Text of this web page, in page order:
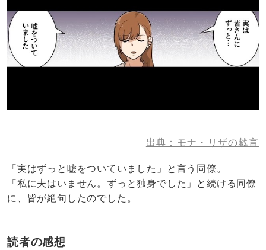
出典：モナ・リザの戯言
「実はずっと嘘をついていました」と言う同僚。
「私に夫はいません。ずっと独身でした」と続ける同僚
に、皆が絶句したのでした。
読者の感想